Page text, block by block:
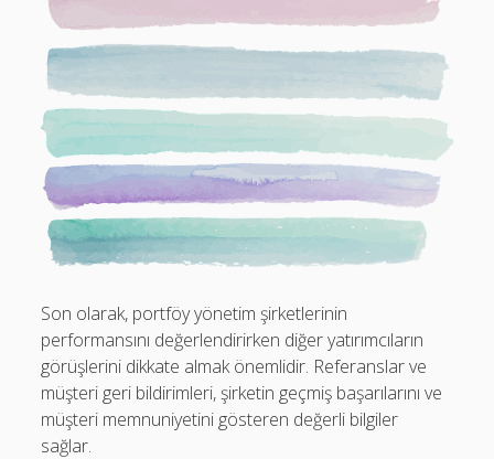
Son olarak, portföy yönetim şirketlerinin
performansını değerlendirirken diğer yatırımcıların
görüşlerini dikkate almak önemlidir. Referanslar ve
müşteri geri bildirimleri, şirketin geçmiş başarılarını ve
müşteri memnuniyetini gösteren değerli bilgiler
sağlar.